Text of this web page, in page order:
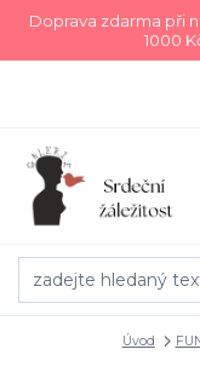
Doprava zdarma při
1000
Úvod